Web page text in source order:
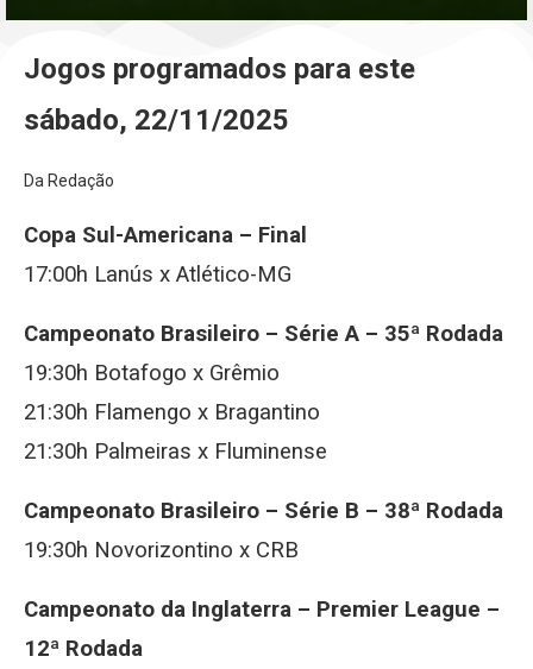
Jogos programados para este
sábado, 22/11/2025
Da Redação
Copa Sul-Americana – Final
17:00h Lanús x Atlético-MG
Campeonato Brasileiro – Série A – 35ª Rodada
19:30h Botafogo x Grêmio
21:30h Flamengo x Bragantino
21:30h Palmeiras x Fluminense
Campeonato Brasileiro – Série B – 38ª Rodada
19:30h Novorizontino x CRB
Campeonato da Inglaterra – Premier League –
12ª Rodada